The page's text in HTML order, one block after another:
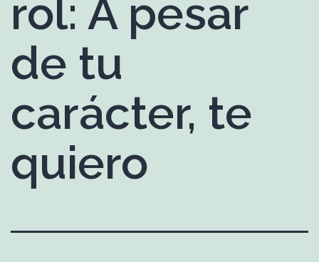
rol: A pesar
de tu
carácter, te
quiero